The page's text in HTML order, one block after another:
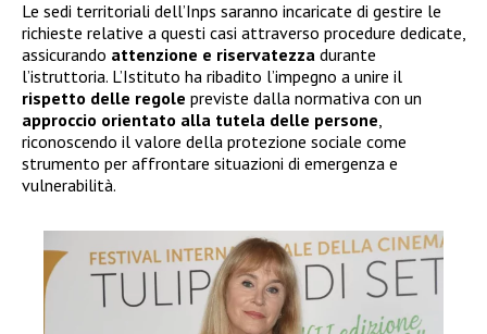
Le sedi territoriali dell’Inps saranno incaricate di gestire le
richieste relative a questi casi attraverso procedure dedicate,
assicurando attenzione e riservatezza durante
l’istruttoria. L’Istituto ha ribadito l’impegno a unire il
rispetto delle regole previste dalla normativa con un
approccio orientato alla tutela delle persone,
riconoscendo il valore della protezione sociale come
strumento per affrontare situazioni di emergenza e
vulnerabilità.